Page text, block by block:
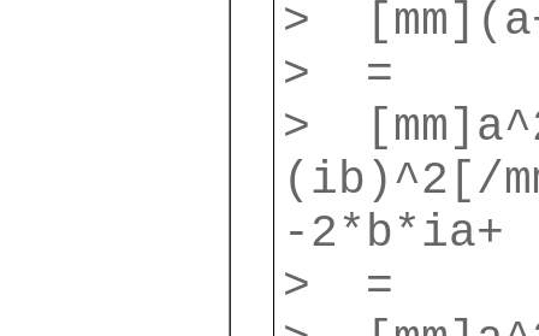
>
> =
>
(ib)^2[/
-2*b*ia+
> =